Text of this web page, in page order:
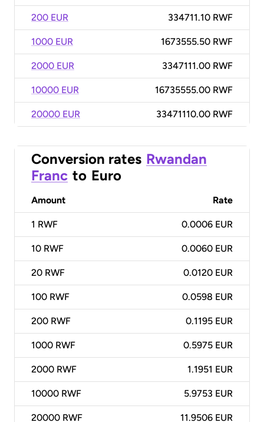
200 EUR 334711.10 RWF
1000 EUR 1673555.50 RWF
2000 EUR 3347111.00 RWF
10000 EUR 16735555.00 RWF
20000 EUR 33471110.00 RWF
Conversion rates Rwandan
Franc to Euro
Amount Rate
1 RWF 0.0006 EUR
10 RWF 0.0060 EUR
20 RWF 0.0120 EUR
100 RWF 0.0598 EUR
200 RWF 0.1195 EUR
1000 RWF 0.5975 EUR
2000 RWF 1.1951 EUR
10000 RWF 5.9753 EUR
20000 RWF 11.9506 EUR